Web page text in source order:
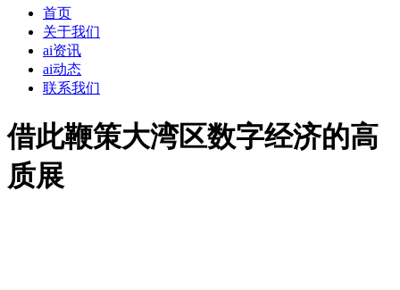
首页
关于我们
ai资讯
ai动态
联系我们
借此鞭策大湾区数字经济的高
质展